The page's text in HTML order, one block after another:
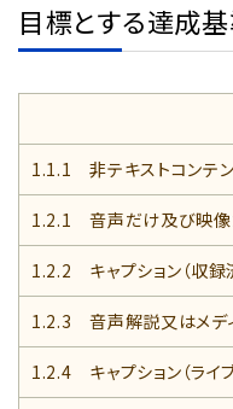
目標とする達成基
1.1.1 非テキストコンテ
1.2.1 音声だけ及び映像
1.2.2 キャプション（収録
1.2.3 音声解説又はメデ
1.2.4 キャプション（ライ